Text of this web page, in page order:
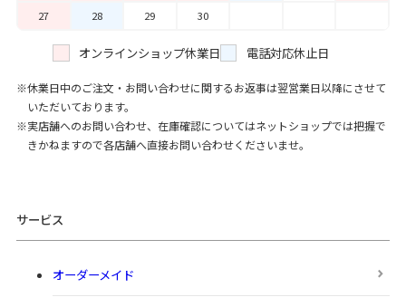
27
28 29 30
オンラインショップ休業日 電話対応休止日
休業日中のご注文・お問い合わせに関するお返事は翌営業日以降にさせて
いただいております。
実店舗へのお問い合わせ、在庫確認についてはネットショップでは把握で
きかねますので各店舗へ直接お問い合わせくださいませ。
サービス
オーダーメイド